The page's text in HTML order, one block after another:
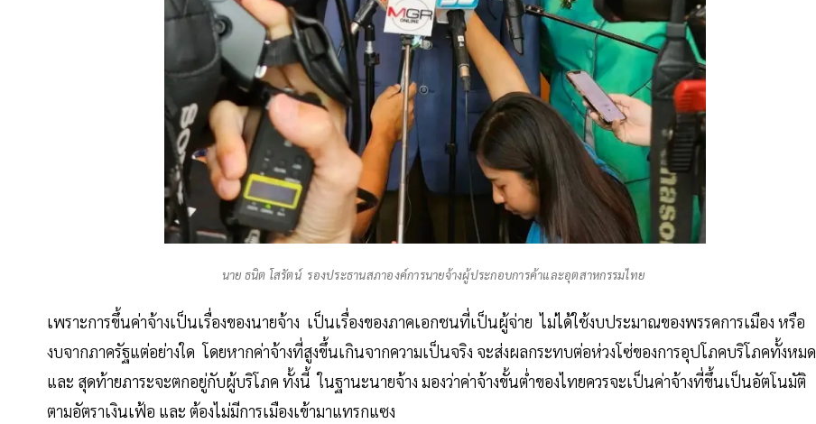
นาย ธนิต โสรัตน์ รองประธานสภาองค์การนายจ้างผู้ประกอบการค้าและอุตสาหกรรมไทย
เพราะการขึ้นค่าจ้างเป็นเรื่องของนายจ้าง เป็นเรื่องของภาคเอกชนที่เป็นผู้จ่าย ไม่ได้ใช้งบประมาณของพรรคการเมือง หรือ
งบจากภาครัฐแต่อย่างใด โดยหากค่าจ้างที่สูงขึ้นเกินจากความเป็นจริง จะส่งผลกระทบต่อห่วงโซ่ของการอุปโภคบริโภคทั้งหมด
และ สุดท้ายภาระจะตกอยู่กับผู้บริโภค ทั้งนี้ ในฐานะนายจ้าง มองว่าค่าจ้างขั้นต่ำของไทยควรจะเป็นค่าจ้างที่ขึ้นเป็นอัตโนมัติ
ตามอัตราเงินเฟ้อ และ ต้องไม่มีการเมืองเข้ามาแทรกแซง